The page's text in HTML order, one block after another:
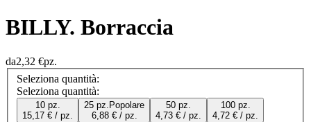
BILLY. Borraccia
da2,32 €pz.
Seleziona quantità:
Seleziona quantità:
10 pz.
15,17 € / pz.
25 pz. Popolare
6,88 € / pz.
50 pz.
4,73 € / pz.
100 pz.
4,72 € / pz.